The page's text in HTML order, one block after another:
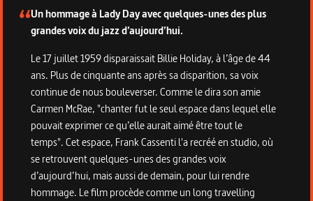
Un hommage à Lady Day avec quelques-unes des plus
grandes voix du jazz d’aujourd’hui.
Le 17 juillet 1959 disparaissait Billie Holiday, à l’âge de 44
ans. Plus de cinquante ans après sa disparition, sa voix
continue de nous bouleverser. Comme le dira son amie
Carmen McRae, "chanter fut le seul espace dans lequel elle
pouvait exprimer ce qu’elle aurait aimé être tout le
temps". Cet espace, Frank Cassenti l'a recréé en studio, où
se retrouvent quelques-unes des grandes voix
d’aujourd’hui, mais aussi de demain, pour lui rendre
hommage. Le film procède comme un long travelling